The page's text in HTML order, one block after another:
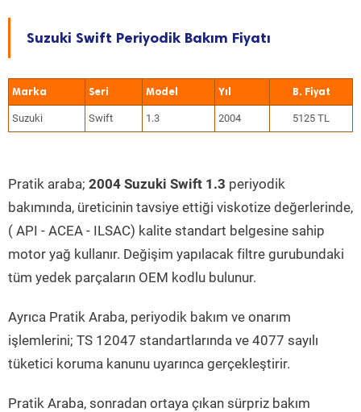
Suzuki Swift Periyodik Bakım Fiyatı
Marka Seri Model Yıl
Suzuki Swift 1.3 2004 5125 TL
Pratik araba; 2004 Suzuki Swift 1.3 periyodik
bakımında, üreticinin tavsiye ettiği viskotize değerlerinde,
( API - ACEA - ILSAC) kalite standart belgesine sahip
motor yağ kullanır. Değişim yapılacak filtre gurubundaki
tüm yedek parçaların OEM kodlu bulunur.
Ayrıca Pratik Araba, periyodik bakım ve onarım
işlemlerini; TS 12047 standartlarında ve 4077 sayılı
tüketici koruma kanunu uyarınca gerçekleştirir.
Pratik Araba, sonradan ortaya çıkan sürpriz bakım